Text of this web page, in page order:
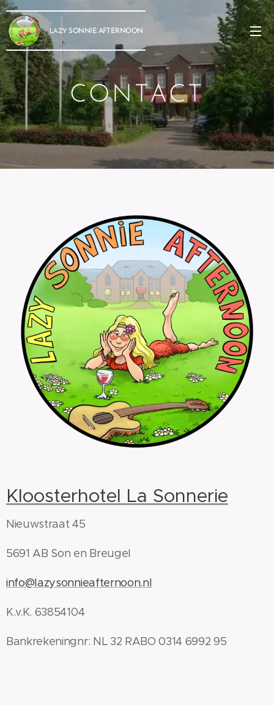
LAZY SONNIE AFTERNOON
CONTACT
Kloosterhotel La Sonnerie
Nieuwstraat 45
5691 AB Son en Breugel
info@lazysonnieafternoon.nl
K.v.K. 63854104
Bankrekeningnr: NL 32 RABO 0314 6992 95